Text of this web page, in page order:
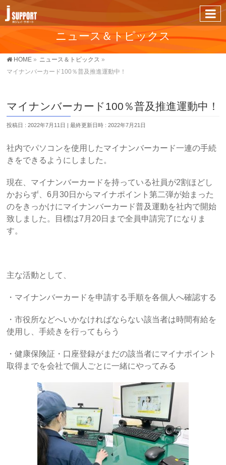
ニュース＆トピックス
HOME » ニュース＆トピックス »
マイナンバーカード100％普及推進運動中！
マイナンバーカード100％普及推進運動中！
投稿日 : 2022年7月11日 最終更新日時 : 2022年7月21日
社内でパソコンを使用したマイナンバーカード一連の手続
きをできるようにしました。
現在、マイナンバーカードを持っている社員が2割ほどし
かおらず、6月30日からマイナポイント第二弾が始まった
のをきっかけにマイナンバーカード普及運動を社内で開始
致しました。目標は7月20日まで全員申請完了になりま
す。
主な活動として、
・マイナンバーカードを申請する手順を各個人へ確認する
・市役所などへいかなければならない該当者は時間有給を
使用し、手続きを行ってもらう
・健康保険証・口座登録がまだの該当者にマイナポイント
取得までを会社で個人ごとに一緒にやってみる